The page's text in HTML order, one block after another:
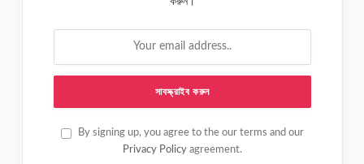
By signing up, you agree to the our terms and our
Privacy Policy agreement.